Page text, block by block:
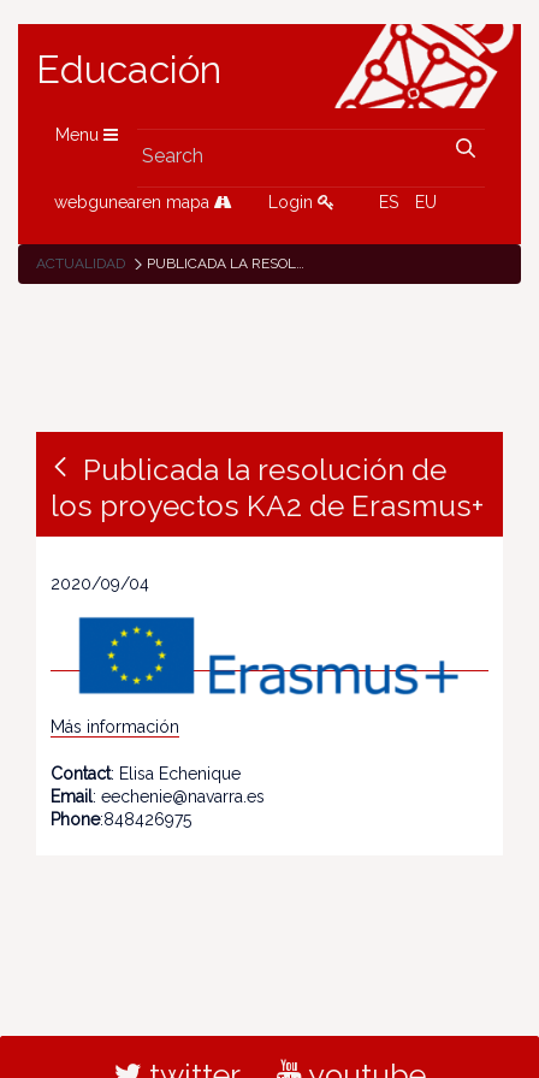
Educación
Menu
webgunearen mapa Login ES EU
ACTUALIDAD PUBLICADA LA RESOLUCIÓN DE LOS PROYECTOS KA2 DE ERASMUS+
Publicada la resolución de
los proyectos KA2 de Erasmus+
2020/09/04
Más información
Contact: Elisa Echenique
Email: eechenie@navarra.es
Phone:848426975